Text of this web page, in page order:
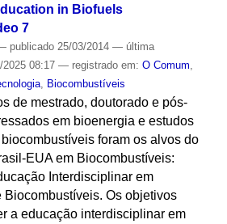
in Biofuels
7
publicado25/03/2014 — última
08:17 — registrado em: O Comum,
, Biocombustíveis
de mestrado, doutorado e pós-
em bioenergia e estudos
foram os alvos do
EUA em Biocombustíveis:
Interdisciplinar em
Biocombustíveis. Os objetivos
a educação interdisciplinar em